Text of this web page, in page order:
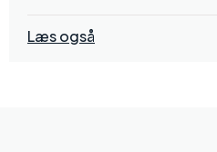
Læs også